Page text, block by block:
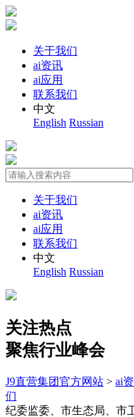
关于我们
ai资讯
ai应用
联系我们
中文
English Russian
关于我们
ai资讯
ai应用
联系我们
中文
English Russian
关注热点
聚焦行业峰会
J9直营集团官方网站 > ai
们
纪委监委、市生态局、市